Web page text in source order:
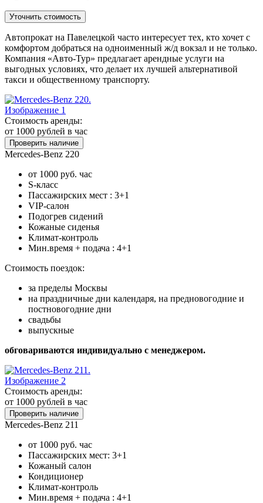
Уточнить стоимость
Автопрокат на Павелецкой часто интересует тех, кто хочет с
комфортом добраться на одноименный ж/д вокзал и не только.
Компания «Авто-Тур» предлагает арендные услуги на
выгодных условиях, что делает их лучшей альтернативой
такси и общественному транспорту.
Стоимость аренды:
от 1000 рублей в час
Проверить наличие
Mercedes-Benz 220
от 1000 руб. час
S-класс
Пассажирских мест : 3+1
VIP-салон
Подогрев сидений
Кожаные сиденья
Климат-контроль
Мин.время + подача : 4+1
Стоимость поездок:
за пределы Москвы
на праздничные дни календаря, на предновогодние и
постновогодние дни
свадьбы
выпускные
обговариваются индивидуально с менеджером.
Стоимость аренды:
от 1000 рублей в час
Проверить наличие
Mercedes-Benz 211
от 1000 руб. час
Пассажирских мест: 3+1
Кожаный салон
Кондиционер
Климат-контроль
Мин.время + подача : 4+1